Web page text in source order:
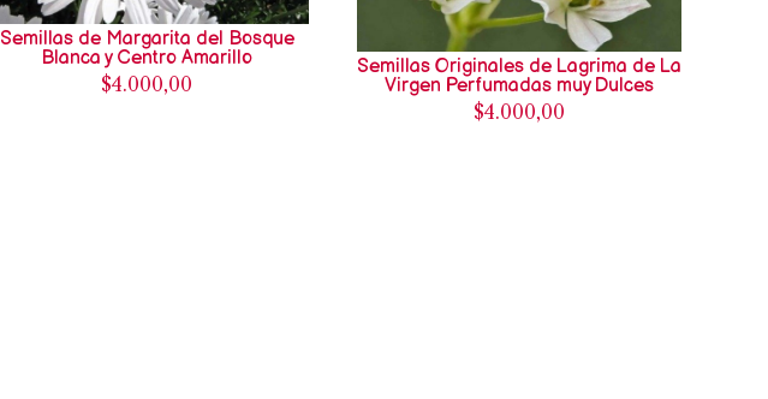
Semillas de Margarita del Bosque
Blanca y Centro Amarillo
$4.000,00
Semillas Originales de Lagrima de La
Virgen Perfumadas muy Dulces
$4.000,00